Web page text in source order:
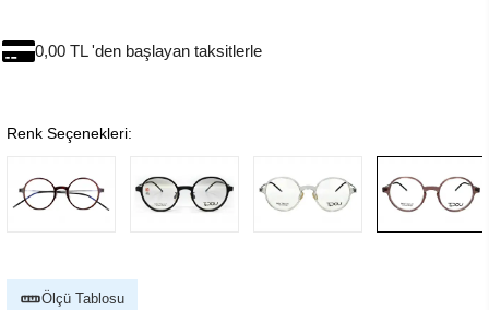
0,00 TL 'den başlayan taksitlerle
Renk Seçenekleri:
Ölçü Tablosu